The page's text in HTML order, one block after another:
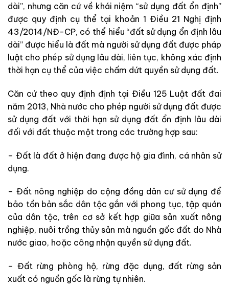
dài”, nhưng căn cứ về khái niệm “sử dụng đất ổn định”
được quy định cụ thể tại khoản 1 Điều 21 Nghị định
43/2014/NĐ-CP, có thể hiểu “đất sử dụng ổn định lâu
dài” được hiểu là đất mà người sử dụng đất được pháp
luật cho phép sử dụng lâu dài, liên tục, không xác định
thời hạn cụ thể của việc chấm dứt quyền sử dụng đất.
Căn cứ theo quy định định tại Điều 125 Luật đất đai
năm 2013, Nhà nước cho phép người sử dụng đất được
sử dụng đất với thời hạn sử dụng đất ổn định lâu dài
đối với đất thuộc một trong các trường hợp sau:
– Đất là đất ở hiện đang được hộ gia đình, cá nhân sử
dụng.
– Đất nông nghiệp do cộng đồng dân cư sử dụng để
bảo tồn bản sắc dân tộc gắn với phong tục, tập quán
của dân tộc, trên cơ sở kết hợp giữa sản xuất nông
nghiệp, nuôi trồng thủy sản mà nguồn gốc đất do Nhà
nước giao, hoặc công nhận quyền sử dụng đất.
– Đất rừng phòng hộ, rừng đặc dụng, đất rừng sản
xuất có nguồn gốc là rừng tự nhiên.